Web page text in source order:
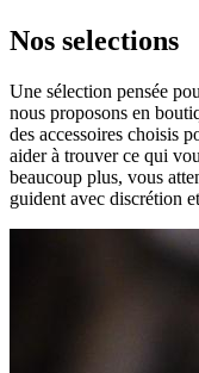
Nos selections
Une sélection pensée
nous proposons en
des accessoires choisis
aider à trouver ce qui
beaucoup plus, vous
guident avec discrétion